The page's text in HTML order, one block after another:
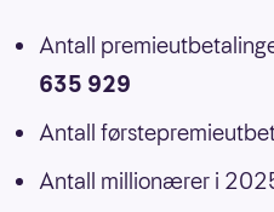
Antall
635 929
Antall
Antall millionærer i